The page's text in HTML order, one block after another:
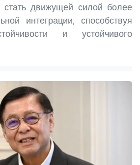
движущей силой более
интеграции, способствуя
и устойчивого